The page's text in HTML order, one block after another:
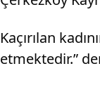
Kaçırılan
etmektedir.”